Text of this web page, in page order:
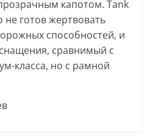
капотом. Tank
не готов жертвовать
способностей, и
сравнимый с
класса, но с рамной